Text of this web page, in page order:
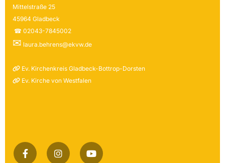
Mittelstraße 25
45964 Gladbeck
☎ 02043-7845002
✉ laura.behrens@ekvw.de
 Ev. Kirchenkreis Gladbeck-Bottrop-Dorsten
 Ev. Kirche von Westfalen